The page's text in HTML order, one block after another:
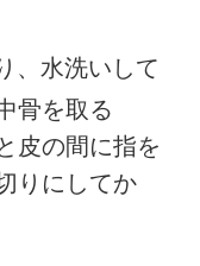
、水洗いして
骨を取る
皮の間に指を
りにしてか